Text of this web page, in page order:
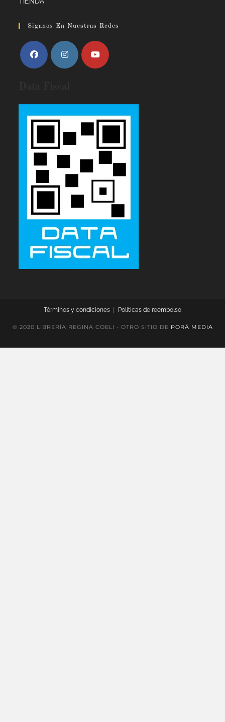
Siganos En Nuestras Redes
Términos y condiciones Políticas de reembolso
© 2020 LIBRERÍA REGINA COELI - OTRO SITIO DE PORÁ MEDIA